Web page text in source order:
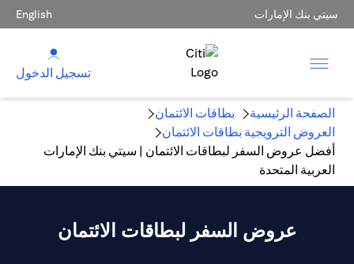
سيتي بنك الإمارات English
تسجيل الدخول
الصفحة الرئيسية
بطاقات الائتمان
العروض الترويجية بطاقات الائتمان
أفضل عروض السفر لبطاقات الائتمان | سيتي بنك الإمارات
العربية المتحدة
عروض السفر لبطاقات الائتمان